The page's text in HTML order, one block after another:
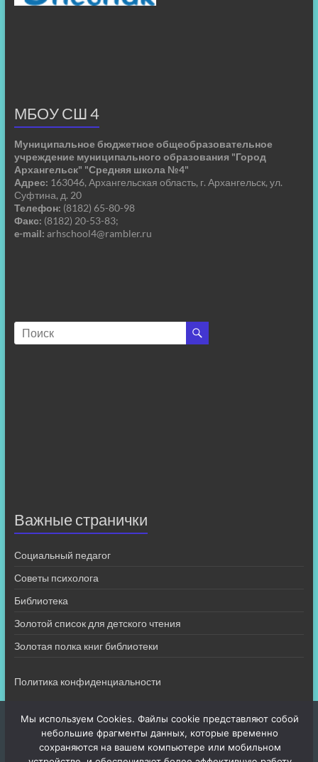
МБОУ СШ 4
Муниципальное бюджетное общеобразовательное
учреждение муниципального образования "Город
Архангельск" "Средняя школа №4"
Адрес: 163046, Архангельская область, г. Архангельск, ул.
Суфтина, д. 20
Телефон: (8182) 65-80-98
Факс: (8182) 20-53-83;
e-mail: arhschool4@rambler.ru
Важные странички
Социальный педагог
Советы психолога
Библиотека
Золотой список для детского чтения
Золотая полка книг библиотеки
Политика конфиденциальности
Мы используем Cookies. Файлы cookie представляют собой
небольшие фрагменты данных, которые временно
сохраняются на вашем компьютере или мобильном